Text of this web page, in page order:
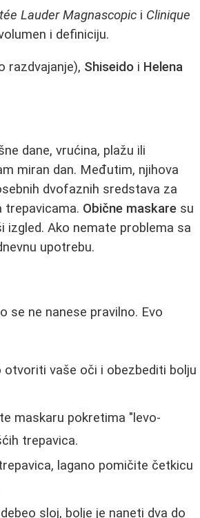
Lauder Magnascopic i Clinique
i definiciju.
razdvajanje), Shiseido i Helena
dane, vrućina, plažu ili
miran dan. Međutim, njihova
dvofaznih sredstava za
trepavicama. Obične maskare su
izgled. Ako nemate problema sa
upotrebu.
se ne nanese pravilno. Evo
otvoriti vaše oči i obezbediti bolju
maskaru pokretima "levo-
trepavica.
lagano pomičite četkicu
sloj, bolje je naneti dva do